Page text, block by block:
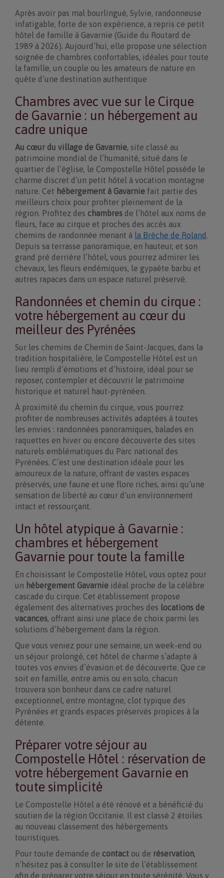
Après avoir pas mal bourlingué, Sylvie, randonneuse
infatigable, forte de son expérience, a repris ce petit
hôtel de famille à Gavarnie (Guide du Routard de
1989 à 2026). Aujourd’hui, elle propose une sélection
soignée de chambres confortables, idéales pour toute
la famille, un couple ou les amateurs de nature en
quête d’une destination authentique
Chambres avec vue sur le Cirque
de Gavarnie : un hébergement au
cadre unique
Au cœur du village de Gavarnie, site classé au
patrimoine mondial de l’humanité, situé dans le
quartier de l’église, le Compostelle Hôtel possède le
charme discret d’un petit hôtel à vocation montagne
nature. Cet hébergement à Gavarnie fait partie des
meilleurs choix pour profiter pleinement de la
région. Profitez des chambres de l’hôtel aux noms de
fleurs, face au cirque et proches des accès aux
chemins de randonnée menant à la Brèche de Roland .
Depuis sa terrasse panoramique, en hauteur, et son
grand pré derrière l’hôtel, vous pourrez admirer les
chevaux, les fleurs endémiques, le gypaète barbu et
autres rapaces dans un espace naturel préservé.
Randonnées et chemin du cirque :
votre hébergement au cœur du
meilleur des Pyrénées
Sur les chemins de Chemin de Saint-Jacques, dans la
tradition hospitalière, le Compostelle Hôtel est un
lieu rempli d’émotions et d’histoire, idéal pour se
reposer, contempler et découvrir le patrimoine
historique et naturel haut-pyrénéen.
À proximité du chemin du cirque, vous pourrez
profiter de nombreuses activités adaptées à toutes
les envies : randonnées panoramiques, balades en
raquettes en hiver ou encore découverte des sites
naturels emblématiques du Parc national des
Pyrénées. C’est une destination idéale pour les
amoureux de la nature, offrant de vastes espaces
préservés, une faune et une flore riches, ainsi qu’une
sensation de liberté au cœur d’un environnement
intact et ressourçant.
Un hôtel atypique à Gavarnie :
chambres et hébergement
Gavarnie pour toute la famille
En choisissant le Compostelle Hôtel, vous optez pour
un hébergement Gavarnie idéal proche de la célèbre
cascade du cirque. Cet établissement propose
également des alternatives proches des locations de
vacances, offrant ainsi une place de choix parmi les
solutions d’hébergement dans la région.
Que vous veniez pour une semaine, un week-end ou
un séjour prolongé, cet hôtel de charme s’adapte à
toutes vos envies d’évasion et de découverte. Que ce
soit en famille, entre amis ou en solo, chacun
trouvera son bonheur dans ce cadre naturel
exceptionnel, entre montagne, clot typique des
Pyrénées et grands espaces préservés propices à la
détente.
Préparer votre séjour au
Compostelle Hôtel : réservation de
votre hébergement Gavarnie en
toute simplicité
Le Compostelle Hôtel a été rénové et a bénéficié du
soutien de la région Occitanie. Il est classé 2 étoiles
au nouveau classement des hébergements
touristiques.
Pour toute demande de contact ou de réservation,
n’hésitez pas à consulter le site de l’établissement
afin de préparer votre séjour en toute sérénité. Vous y